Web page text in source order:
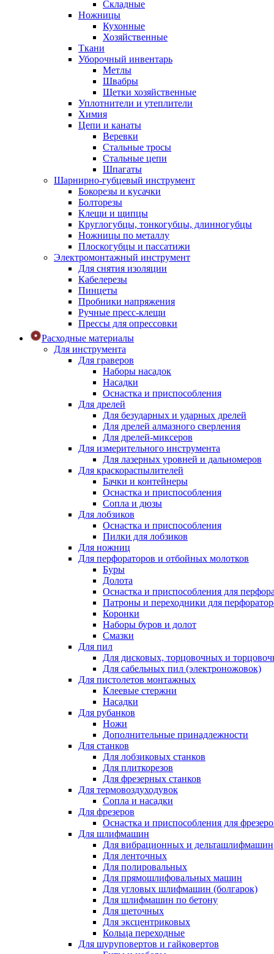
Складные
Ножницы
Кухонные
Хозяйственные
Ткани
Уборочный инвентарь
Метлы
Швабры
Щетки хозяйственные
Уплотнители и утеплители
Химия
Цепи и канаты
Веревки
Стальные тросы
Стальные цепи
Шпагаты
Шарнирно-губцевый инструмент
Бокорезы и кусачки
Болторезы
Клещи и щипцы
Круглогубцы, тонкогубцы, длинногубцы
Ножницы по металлу
Плоскогубцы и пассатижи
Электромонтажный инструмент
Для снятия изоляции
Кабелерезы
Пинцеты
Пробники напряжения
Ручные пресс-клещи
Прессы для опрессовки
Расходные материалы
Для инструмента
Для граверов
Наборы насадок
Насадки
Оснастка и приспособления
Для дрелей
Для безударных и ударных дрелей
Для дрелей алмазного сверления
Для дрелей-миксеров
Для измерительного инструмента
Для лазерных уровней и дальномеров
Для краскораспылителей
Бачки и контейнеры
Оснастка и приспособления
Сопла и дюзы
Для лобзиков
Оснастка и приспособления
Пилки для лобзиков
Для ножниц
Для перфораторов и отбойных молотков
Буры
Долота
Оснастка и приспособления для
Патроны и переходники для
Коронки
Наборы буров и долот
Смазки
Для пил
Для дисковых, торцовочных и
Для сабельных пил (электроножовок)
Для пистолетов монтажных
Клеевые стержни
Насадки
Для рубанков
Ножи
Дополнительные принадлежности
Для станков
Для лобзиковых станков
Для плиткорезов
Для фрезерных станков
Для термовоздуходувок
Сопла и насадки
Для фрезеров
Оснастка и приспособления для
Для шлифмашин
Для вибрационных и дельташлифмашин
Для ленточных
Для полировальных
Для прямошлифовальных машин
Для угловых шлифмашин (болгарок)
Для шлифмашин по бетону
Для щеточных
Для эксцентриковых
Кольца переходные
Для шуруповертов и гайковертов